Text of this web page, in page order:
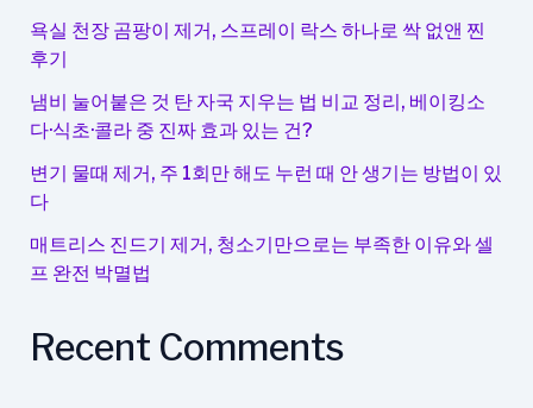
우
는
3
가
방
욕실 천장 곰팡이 제거, 스프레이 락스 하나로 싹 없앤 찐
후기
냄비 눌어붙은 것 탄 자국 지우는 법 비교 정리, 베이킹소
다·식초·콜라 중 진짜 효과 있는 건?
변기 물때 제거, 주 1회만 해도 누런 때 안 생기는 방법이 있
다
매트리스 진드기 제거, 청소기만으로는 부족한 이유와 셀
프 완전 박멸법
Recent Comments